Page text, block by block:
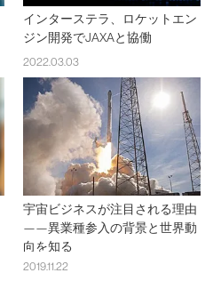
インターステラ、ロケットエン
ジン開発でJAXAと協働
2022.03.03
宇宙ビジネスが注目される理由
——異業種参入の背景と世界動
向を知る
2019.11.22